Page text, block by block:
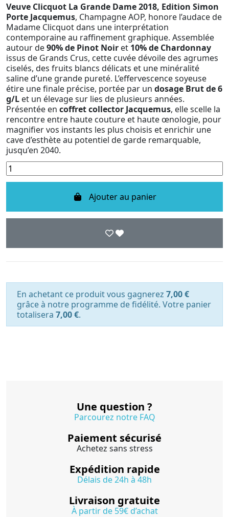
Veuve Clicquot La Grande Dame 2018, Edition Simon
Porte Jacquemus, Champagne AOP, honore l’audace de
Madame Clicquot dans une interprétation
contemporaine au raffinement graphique. Assemblée
autour de90% de Pinot Noir et 10% de Chardonnay
issus de Grands Crus, cette cuvée dévoile des agrumes
ciselés, des fruits blancs délicats et une minéralité
saline d’une grande pureté. L’effervescence soyeuse
étire une finale précise, portée par un dosage Brut de 6
g/L et un élevage sur lies de plusieurs années.
Présentée en coffret collector Jacquemus, elle scelle la
rencontre entre haute couture et haute œnologie, pour
magnifier vos instants les plus choisis et enrichir une
cave d’esthète au potentiel de garde remarquable,
jusqu’en 2040.
Ajouter au panier
En achetant ce produit vous gagnerez 7,00 €
grâce à notre programme de fidélité. Votre panier
totalisera 7,00 €.
Une question ?
Parcourez notre FAQ
Paiement sécurisé
Achetez sans stress
Expédition rapide
Délais de 24h à 48h
Livraison gratuite
À partir de 59€ d’achat